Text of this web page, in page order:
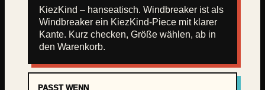
r
M
e
n
e
KiezKind – hanseatisch. Windbreaker ist als
Windbreaker ein KiezKind-Piece mit klarer
Kante. Kurz checken, Größe wählen, ab in
den Warenkorb.
PASST WENN